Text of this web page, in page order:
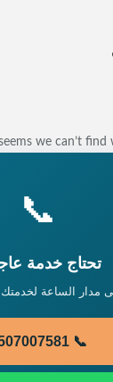
we can’t find
📞
تحتاج خدمة
مدار الساعة
📞 0507007581